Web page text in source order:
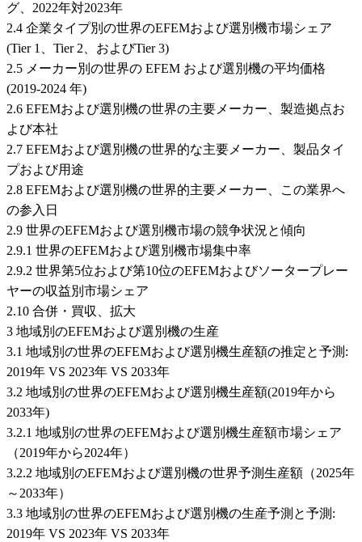
グ、2022年対2023年
2.4 企業タイプ別の世界のEFEMおよび選別機市場シェア
(Tier 1、Tier 2、およびTier 3)
2.5 メーカー別の世界の EFEM および選別機の平均価格
(2019-2024 年)
2.6 EFEMおよび選別機の世界の主要メーカー、製造拠点お
よび本社
2.7 EFEMおよび選別機の世界的な主要メーカー、製品タイ
プおよび用途
2.8 EFEMおよび選別機の世界的主要メーカー、この業界へ
の参入日
2.9 世界のEFEMおよび選別機市場の競争状況と傾向
2.9.1 世界のEFEMおよび選別機市場集中率
2.9.2 世界第5位および第10位のEFEMおよびソータープレー
ヤーの収益別市場シェア
2.10 合併・買収、拡大
3 地域別のEFEMおよび選別機の生産
3.1 地域別の世界のEFEMおよび選別機生産額の推定と予測:
2019年 VS 2023年 VS 2033年
3.2 地域別の世界のEFEMおよび選別機生産額(2019年から
2033年)
3.2.1 地域別の世界のEFEMおよび選別機生産額市場シェア
（2019年から2024年）
3.2.2 地域別のEFEMおよび選別機の世界予測生産額（2025年
～2033年）
3.3 地域別の世界のEFEMおよび選別機の生産予測と予測:
2019年 VS 2023年 VS 2033年